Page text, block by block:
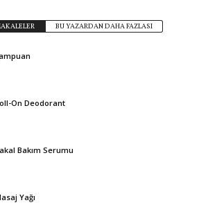
BU YAZARDAN DAHA FAZLASI
On Deodorant
Bakım Serumu
Yağı